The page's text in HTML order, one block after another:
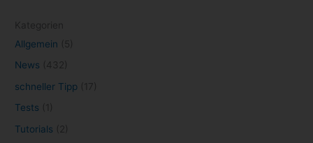
Allgemein
News
schneller Tipp
Tests
Tutorials